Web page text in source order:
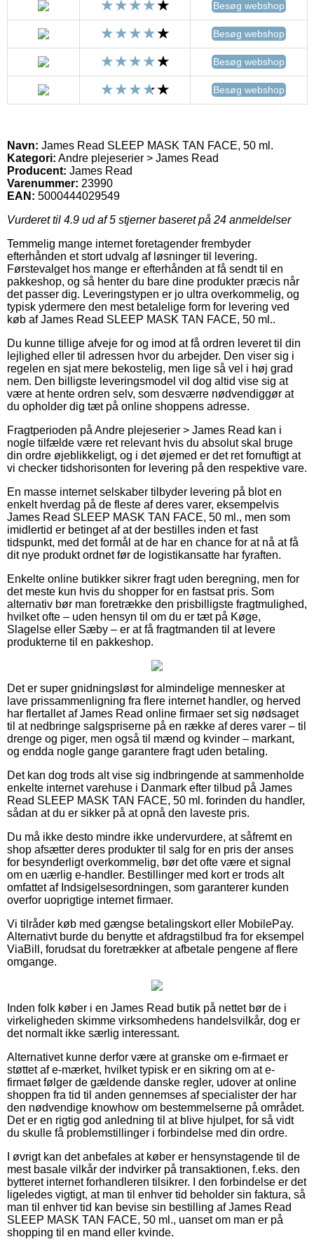
Besøg webshop
Besøg webshop
Besøg webshop
Besøg webshop
Navn: James Read SLEEP MASK TAN FACE, 50 ml.
Kategori: Andre plejeserier > James Read
Producent: James Read
Varenummer: 23990
EAN: 5000444029549
Vurderet til 4.9 ud af 5 stjerner baseret på 24 anmeldelser
Temmelig mange internet foretagender frembyder
efterhånden et stort udvalg af løsninger til levering.
Førstevalget hos mange er efterhånden at få sendt til en
pakkeshop, og så henter du bare dine produkter præcis når
det passer dig. Leveringstypen er jo ultra overkommelig, og
typisk ydermere den mest betalelige form for levering ved
køb af James Read SLEEP MASK TAN FACE, 50 ml..
Du kunne tillige afveje for og imod at få ordren leveret til din
lejlighed eller til adressen hvor du arbejder. Den viser sig i
regelen en sjat mere bekostelig, men lige så vel i høj grad
nem. Den billigste leveringsmodel vil dog altid vise sig at
være at hente ordren selv, som desværre nødvendiggør at
du opholder dig tæt på online shoppens adresse.
Fragtperioden på Andre plejeserier > James Read kan i
nogle tilfælde være ret relevant hvis du absolut skal bruge
din ordre øjeblikkeligt, og i det øjemed er det ret fornuftigt at
vi checker tidshorisonten for levering på den respektive vare.
En masse internet selskaber tilbyder levering på blot en
enkelt hverdag på de fleste af deres varer, eksempelvis
James Read SLEEP MASK TAN FACE, 50 ml., men som
imidlertid er betinget af at der bestilles inden et fast
tidspunkt, med det formål at de har en chance for at nå at få
dit nye produkt ordnet før de logistikansatte har fyraften.
Enkelte online butikker sikrer fragt uden beregning, men for
det meste kun hvis du shopper for en fastsat pris. Som
alternativ bør man foretrække den prisbilligste fragtmulighed,
hvilket ofte – uden hensyn til om du er tæt på Køge,
Slagelse eller Sæby – er at få fragtmanden til at levere
produkterne til en pakkeshop.
Det er super gnidningsløst for almindelige mennesker at
lave prissammenligning fra flere internet handler, og herved
har flertallet af James Read online firmaer set sig nødsaget
til at nedbringe salgspriserne på en række af deres varer – til
drenge og piger, men også til mænd og kvinder – markant,
og endda nogle gange garantere fragt uden betaling.
Det kan dog trods alt vise sig indbringende at sammenholde
enkelte internet varehuse i Danmark efter tilbud på James
Read SLEEP MASK TAN FACE, 50 ml. forinden du handler,
sådan at du er sikker på at opnå den laveste pris.
Du må ikke desto mindre ikke undervurdere, at såfremt en
shop afsætter deres produkter til salg for en pris der anses
for besynderligt overkommelig, bør det ofte være et signal
om en uærlig e-handler. Bestillinger med kort er trods alt
omfattet af Indsigelsesordningen, som garanterer kunden
overfor uoprigtige internet firmaer.
Vi tilråder køb med gængse betalingskort eller MobilePay.
Alternativt burde du benytte et afdragstilbud fra for eksempel
ViaBill, forudsat du foretrækker at afbetale pengene af flere
omgange.
Inden folk køber i en James Read butik på nettet bør de i
virkeligheden skimme virksomhedens handelsvilkår, dog er
det normalt ikke særlig interessant.
Alternativet kunne derfor være at granske om e-firmaet er
støttet af e-mærket, hvilket typisk er en sikring om at e-
firmaet følger de gældende danske regler, udover at online
shoppen fra tid til anden gennemses af specialister der har
den nødvendige knowhow om bestemmelserne på området.
Det er en rigtig god anledning til at blive hjulpet, for så vidt
du skulle få problemstillinger i forbindelse med din ordre.
I øvrigt kan det anbefales at køber er hensynstagende til de
mest basale vilkår der indvirker på transaktionen, f.eks. den
bytteret internet forhandleren tilsikrer. I den forbindelse er det
ligeledes vigtigt, at man til enhver tid beholder sin faktura, så
man til enhver tid kan bevise sin bestilling af James Read
SLEEP MASK TAN FACE, 50 ml., uanset om man er på
shopping til en mand eller kvinde.